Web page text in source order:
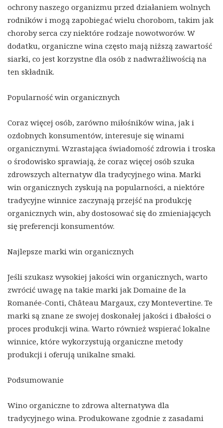
ochrony naszego organizmu przed działaniem wolnych
rodników i mogą zapobiegać wielu chorobom, takim jak
choroby serca czy niektóre rodzaje nowotworów. W
dodatku, organiczne wina często mają niższą zawartość
siarki, co jest korzystne dla osób z nadwrażliwością na
ten składnik.
Popularność win organicznych
Coraz więcej osób, zarówno miłośników wina, jak i
ozdobnych konsumentów, interesuje się winami
organicznymi. Wzrastająca świadomość zdrowia i troska
o środowisko sprawiają, że coraz więcej osób szuka
zdrowszych alternatyw dla tradycyjnego wina. Marki
win organicznych zyskują na popularności, a niektóre
tradycyjne winnice zaczynają przejść na produkcję
organicznych win, aby dostosować się do zmieniających
się preferencji konsumentów.
Najlepsze marki win organicznych
Jeśli szukasz wysokiej jakości win organicznych, warto
zwrócić uwagę na takie marki jak Domaine de la
Romanée-Conti, Château Margaux, czy Montevertine. Te
marki są znane ze swojej doskonałej jakości i dbałości o
proces produkcji wina. Warto również wspierać lokalne
winnice, które wykorzystują organiczne metody
produkcji i oferują unikalne smaki.
Podsumowanie
Wino organiczne to zdrowa alternatywa dla
tradycyjnego wina. Produkowane zgodnie z zasadami